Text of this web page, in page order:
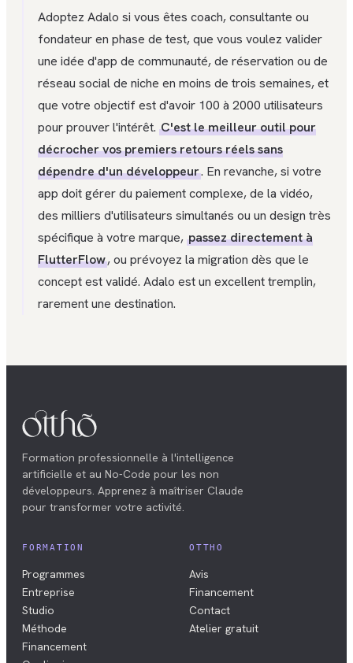
Adoptez Adalo si vous êtes coach, consultante ou
fondateur en phase de test, que vous voulez valider
une idée d'app de communauté, de réservation ou de
réseau social de niche en moins de trois semaines, et
que votre objectif est d'avoir 100 à 2000 utilisateurs
pour prouver l'intérêt. C'est le meilleur outil pour
décrocher vos premiers retours réels sans
dépendre d'un développeur. En revanche, si votre
app doit gérer du paiement complexe, de la vidéo,
des milliers d'utilisateurs simultanés ou un design très
spécifique à votre marque, passez directement à
FlutterFlow, ou prévoyez la migration dès que le
concept est validé. Adalo est un excellent tremplin,
rarement une destination.
Formation professionnelle à l'intelligence
artificielle et au No-Code pour les non
développeurs. Apprenez à maîtriser Claude
pour transformer votre activité.
FORMATION
Programmes
Entreprise
Studio
Méthode
Financement
OTTHO
Avis
Financement
Contact
Atelier gratuit